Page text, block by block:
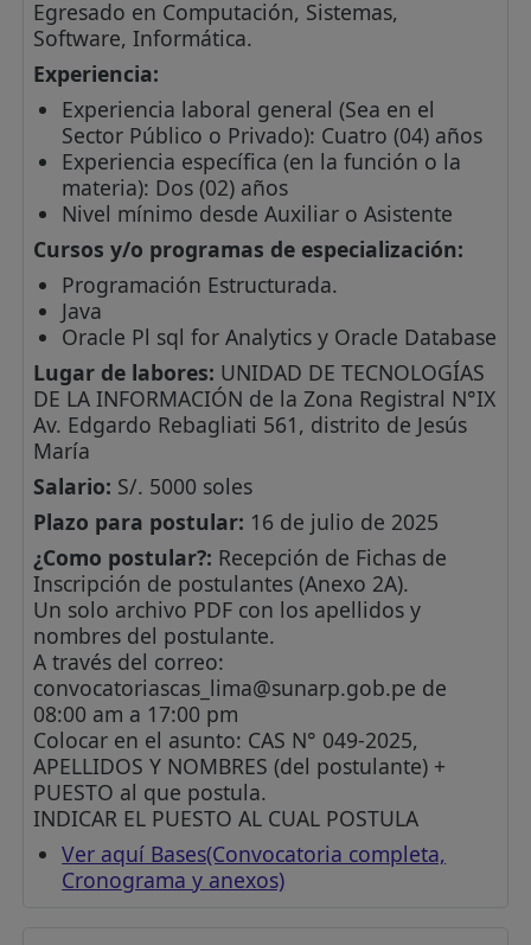
Egresado en Computación, Sistemas,
Software, Informática.
Experiencia:
Experiencia laboral general (Sea en el
Sector Público o Privado): Cuatro (04) años
Experiencia específica (en la función o la
materia): Dos (02) años
Nivel mínimo desde Auxiliar o Asistente
Cursos y/o programas de especialización:
Programación Estructurada.
Java
Oracle Pl sql for Analytics y Oracle Database
Lugar de labores: UNIDAD DE TECNOLOGÍAS
DE LA INFORMACIÓN de la Zona Registral N°IX
Av. Edgardo Rebagliati 561, distrito de Jesús
María
Salario: S/. 5000 soles
Plazo para postular: 16 de julio de 2025
¿Como postular?: Recepción de Fichas de
Inscripción de postulantes (Anexo 2A).
Un solo archivo PDF con los apellidos y
nombres del postulante.
A través del correo:
convocatoriascas_lima@sunarp.gob.pe de
08:00 am a 17:00 pm
Colocar en el asunto: CAS N° 049-2025,
APELLIDOS Y NOMBRES (del postulante) +
PUESTO al que postula.
INDICAR EL PUESTO AL CUAL POSTULA
Ver aquí Bases(Convocatoria completa,
Cronograma y anexos)